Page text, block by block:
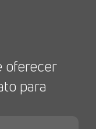
oferecer
para